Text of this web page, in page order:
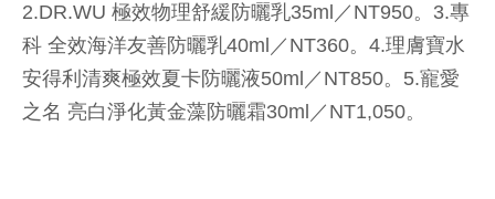
2.DR.WU 極效物理舒緩防曬乳35ml／NT950。3.專
科 全效海洋友善防曬乳40ml／NT360。4.理膚寶水
安得利清爽極效夏卡防曬液50ml／NT850。5.寵愛
之名 亮白淨化黃金藻防曬霜30ml／NT1,050。